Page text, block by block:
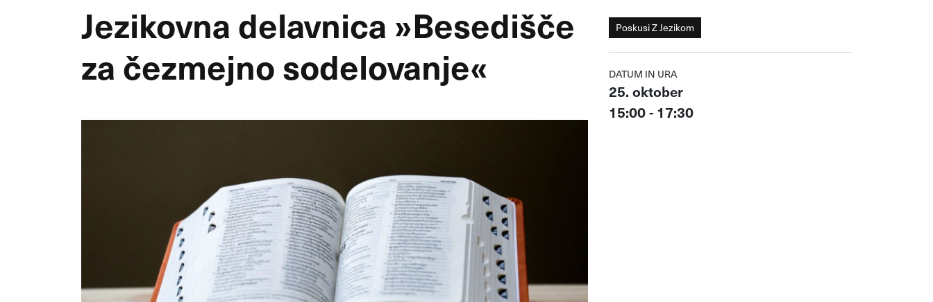
Jezikovna delavnica »Besedišče
za čezmejno sodelovanje«
Poskusi Z Jezikom
DATUM IN URA
25. oktober
15:00 - 17:30